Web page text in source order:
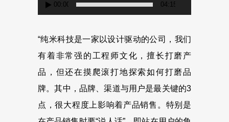
00:00 04:15
“纯米科技是一家以设计驱动的公司，我们
有着非常强的工程师文化，擅长打磨产
品，但还在摸爬滚打地探索如何打磨品
牌。其中，品牌、渠道与用户是最关键的3
点，很大程度上影响着产品销售。特别是